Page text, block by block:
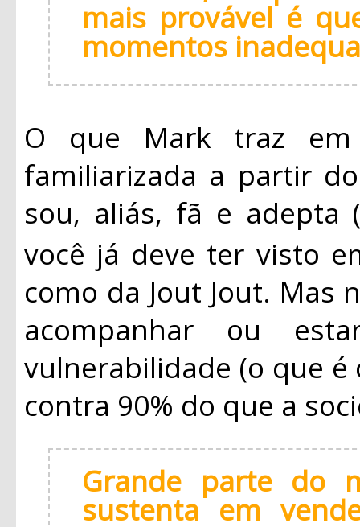
mais provável é
momentos
O que Mark traz
familiarizada a partir
sou, aliás, fã e adepta
você já deve ter visto
como da Jout Jout. Mas
acompanhar ou
vulnerabilidade (o que
contra 90% do que a
Grande parte do
sustenta em